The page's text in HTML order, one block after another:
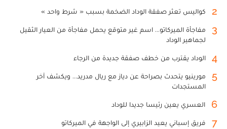
2 كواليس تعثر صفقة الوداد الضخمة بسبب « شرط واحد »
3
مفاجأة الميركاتو... اسم غير متوقع يحمل مفاجأة من العيار الثقيل
لجماهير الوداد
4 الوداد يقترب من خطف صفقة جديدة من الرجاء
5
مورينيو يتحدث بصراحة عن دياز مع ريال مدريد... ويكشف آخر
المستجدات
6 العسري يعين رئيسا جديدا للوداد
7 فريق إسباني يعيد الزابيري إلى الواجهة في الميركاتو